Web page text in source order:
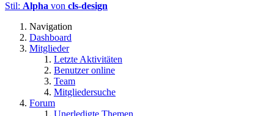
Stil: Alpha von cls-design
Navigation
Dashboard
Mitglieder
Letzte Aktivitäten
Benutzer online
Team
Mitgliedersuche
Forum